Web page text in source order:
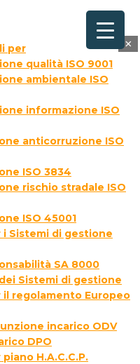
per
qualità ISO 9001
ambientale ISO
informazione ISO
anticorruzione ISO
ISO 3834
rischio stradale ISO
ISO 45001
i Sistemi di gestione
SA 8000
Sistemi di gestione
il regolamento Europeo
incarico ODV
DPO
H.A.C.C.P.
×